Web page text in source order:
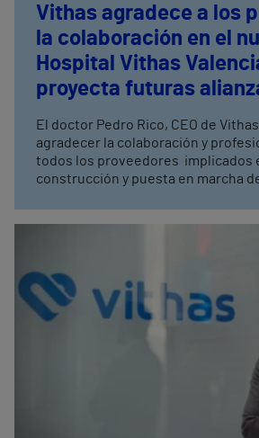
Vithas agradece a los
la colaboración en el
Hospital Vithas
proyecta futuras
El doctor Pedro Rico, CEO de
agradecer la colaboración y
todos los proveedores implicados
construcción y puesta en marcha